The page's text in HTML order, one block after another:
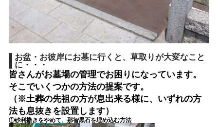
お盆・お彼岸にお墓に行くと、草取りが大変なこと
に・・・
皆さんがお墓場の管理でお困りになっています。
そこでいくつかの方法の提案です。
（※土葬の先祖の方が息出来る様に、いずれの方
法も息抜きを設置します）
①砂利撒きをやめて、那智黒石を埋め込む方法